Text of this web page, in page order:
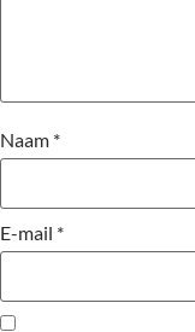
Naam *
E-mail *